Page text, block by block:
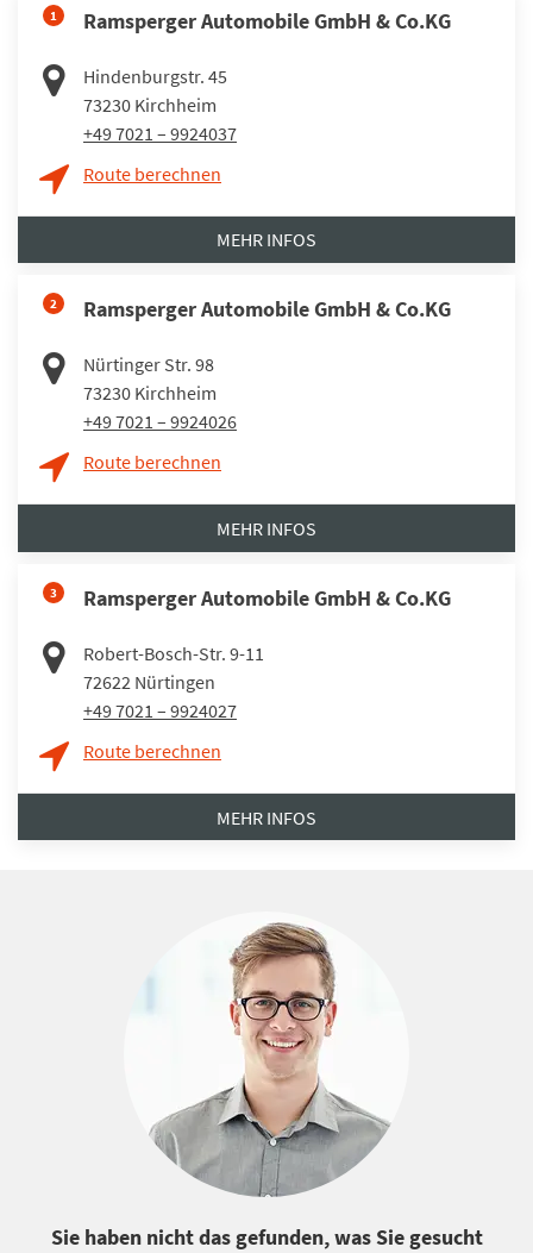
1 Ramsperger Automobile GmbH & Co.KG
Hindenburgstr. 45
73230 Kirchheim
+49 7021 – 9924037
Route berechnen
MEHR INFOS
2 Ramsperger Automobile GmbH & Co.KG
Nürtinger Str. 98
73230 Kirchheim
+49 7021 – 9924026
Route berechnen
MEHR INFOS
3 Ramsperger Automobile GmbH & Co.KG
Robert-Bosch-Str. 9-11
72622 Nürtingen
+49 7021 – 9924027
Route berechnen
MEHR INFOS
Sie haben nicht das gefunden, was Sie gesucht